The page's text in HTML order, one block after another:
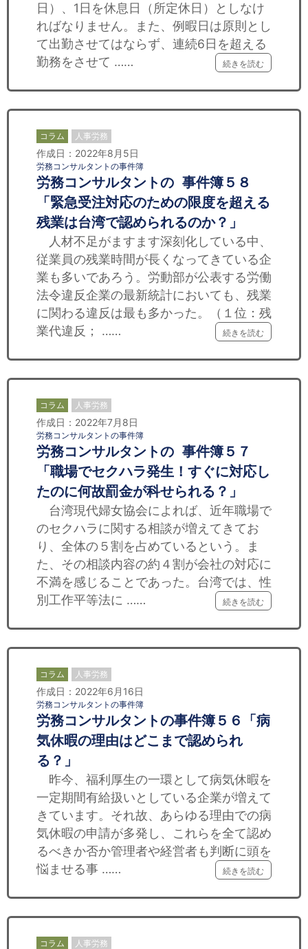
日）、1日を休息日（所定休日）としなけ
ればなりません。また、例暇日は原則とし
て出勤させてはならず、連続6日を超える
勤務をさせて ……
続きを読む
コラム 人事労務
作成日：2022年8月5日
労務コンサルタントの事件簿
労務コンサルタントの 事件簿５８
「緊急受注対応のための限度を超える
残業は台湾で認められるのか？」
人材不足がますます深刻化している中、
従業員の残業時間が長くなってきている企
業も多いであろう。労動部が公表する労働
法令違反企業の最新統計においても、残業
に関わる違反は最も多かった。（１位：残
業代違反； ……
続きを読む
コラム 人事労務
作成日：2022年7月8日
労務コンサルタントの事件簿
労務コンサルタントの 事件簿５７
「職場でセクハラ発生！すぐに対応し
たのに何故罰金が科せられる？」
台湾現代婦女協会によれば、近年職場で
のセクハラに関する相談が増えてきてお
り、全体の５割を占めているという。ま
た、その相談内容の約４割が会社の対応に
不満を感じることであった。台湾では、性
別工作平等法に ……
続きを読む
コラム 人事労務
作成日：2022年6月16日
労務コンサルタントの事件簿
労務コンサルタントの事件簿５６「病
気休暇の理由はどこまで認められ
る？」
昨今、福利厚生の一環として病気休暇を
一定期間有給扱いとしている企業が増えて
きています。それ故、あらゆる理由での病
気休暇の申請が多発し、これらを全て認め
るべきか否か管理者や経営者も判断に頭を
悩ませる事 ……
続きを読む
コラム 人事労務